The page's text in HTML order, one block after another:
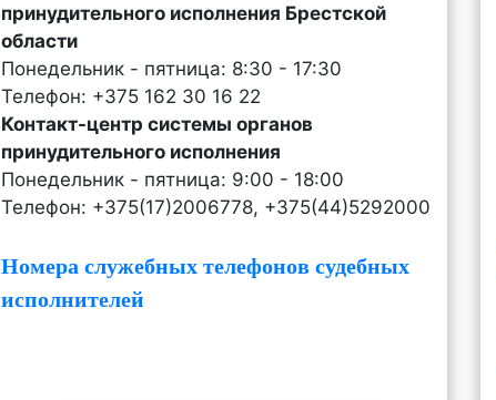
принудительного исполнения Брестской
области
Понедельник - пятница: 8:30 - 17:30
Телефон: +375 162 30 16 22
Контакт-центр системы органов
принудительного исполнения
Понедельник - пятница: 9:00 - 18:00
Телефон: +375(17)2006778, +375(44)5292000
Номера служебных телефонов судебных
исполнителей